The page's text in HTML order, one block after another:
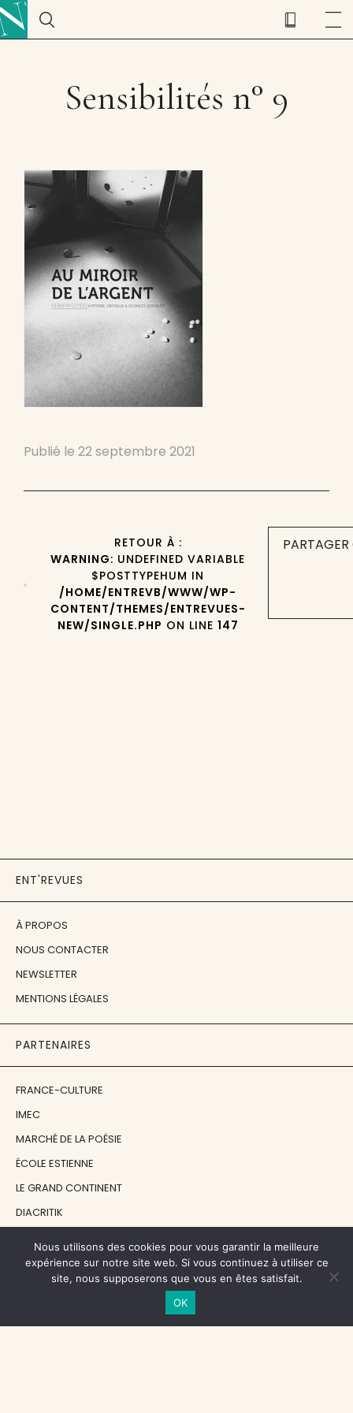
Sensibilités n° 9
Publié le 22 septembre 2021
RETOUR À :
WARNING: UNDEFINED VARIABLE
$POSTTYPEHUM IN
/HOME/ENTREVB/WWW/WP-
CONTENT/THEMES/ENTREVUES-
NEW/SINGLE.PHP ON LINE 147
ENT'REVUES
À PROPOS
NOUS CONTACTER
NEWSLETTER
MENTIONS LÉGALES
PARTENAIRES
FRANCE-CULTURE
IMEC
MARCHÉ DE LA POÉSIE
ÉCOLE ESTIENNE
LE GRAND CONTINENT
DIACRITIK
NOS SOUTIENS
CENTRE NATIONAL DU LIVRE
Nous utilisons des cookies pour vous garantir la meilleure
expérience sur notre site web. Si vous continuez à utiliser ce
site, nous supposerons que vous en êtes satisfait.
OK